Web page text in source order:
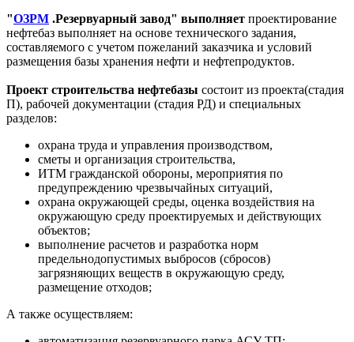
"ОЗРМ .Резервуарный завод" выполняет проектирование
нефтебаз выполняет на основе технического задания,
составляемого с учетом пожеланий заказчика и условий
размещения базы хранения нефти и нефтепродуктов.
Проект строительства нефтебазы состоит из проекта(стадия
П), рабочей документации (стадия РД) и специальных
разделов:
охрана труда и управления производством,
сметы и организация строительства,
ИТМ гражданской обороны, мероприятия по
предупреждению чрезвычайных ситуаций,
охрана окружающей среды, оценка воздействия на
окружающую среду проектируемых и действующих
объектов;
выполнение расчетов и разработка норм
предельнодопустимых выбросов (сбросов)
загрязняющих веществ в окружающую среду,
размещение отходов;
А также осуществляем: